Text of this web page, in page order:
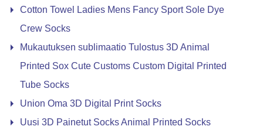
Cotton Towel Ladies Mens Fancy Sport Sole Dye
Crew Socks
Mukautuksen sublimaatio Tulostus 3D Animal
Printed Sox Cute Customs Custom Digital Printed
Tube Socks
Union Oma 3D Digital Print Socks
Uusi 3D Painetut Socks Animal Printed Socks